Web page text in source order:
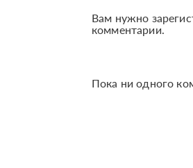
Вам нужно
комментарии.
Пока ни одного